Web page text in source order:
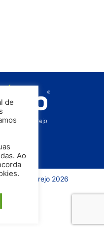
| InfoVarejo 2026
de
Ao